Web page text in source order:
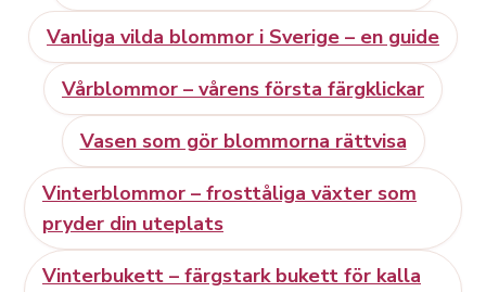
Vanliga vilda blommor i Sverige – en guide
Vårblommor – vårens första färgklickar
Vasen som gör blommorna rättvisa
Vinterblommor – frosttåliga växter som
pryder din uteplats
Vinterbukett – färgstark bukett för kalla